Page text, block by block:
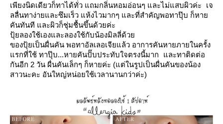
เพียงนิดเดียวก็ทาได้ทั่ว แถมกลิ่นหอมอ่อนๆ และไม่แสบผิวค่ะ เจ
ลลื่นทาง่ายและซึมเร็ว แห้งไวมากๆ และที่สำคัญพอทาปุ๊บ ก็หา
คันทันที และผิวก็ชุ่มชื้นขึ้นด้วยค่ะ
ปุ้ยลองใช้เองและลองใช้กับน้องมิลลี่ด้ว
ของปุ้ยเป็นผื่นคัน พอทาอัลเลอเจียแล้ว อาการคันหายภายในครั้ง
รกที่ใช้ ทาปุ๊บ...หายคันปั๊บประทับใจตรงนี้มาก และทาติดต่อ
กันอีก 2 วัน ผื่นคันเล็กๆ ก็หายค่ะ (แต่ในรูปเป็นผื่นคันของน้อง
สาวนะคะ อันใหญ่หน่อยใช้เวลานานกว่าค่ะ)